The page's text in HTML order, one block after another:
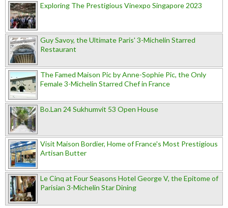
Exploring The Prestigious Vinexpo Singapore 2023
Guy Savoy, the Ultimate Paris' 3-Michelin Starred
Restaurant
The Famed Maison Pic by Anne-Sophie Pic, the Only
Female 3-Michelin Starred Chef in France
Bo.Lan 24 Sukhumvit 53 Open House
Visit Maison Bordier, Home of France's Most Prestigious
Artisan Butter
Le Cinq at Four Seasons Hotel George V, the Epitome of
Parisian 3-Michelin Star Dining